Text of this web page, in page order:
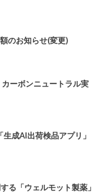
のお知らせ(変更)
ーボンニュートラル実
成AI出荷検品アプリ」
る「ウェルモット製薬」